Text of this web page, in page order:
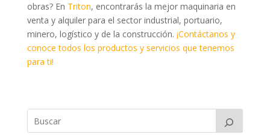
obras? En Triton, encontrarás la mejor maquinaria en
venta y alquiler para el sector industrial, portuario,
minero, logístico y de la construcción. ¡Contáctanos y
conoce todos los productos y servicios que tenemos
para ti!